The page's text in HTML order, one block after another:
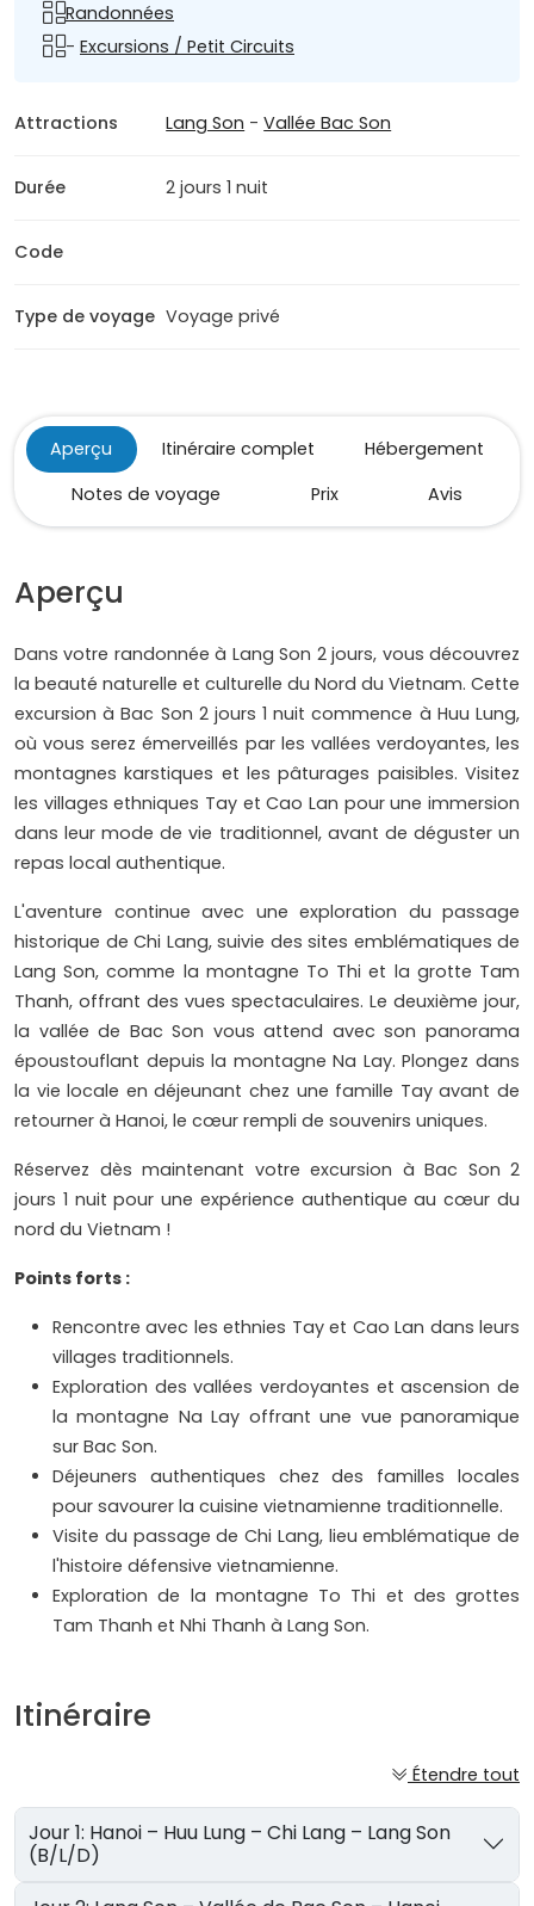
Randonnées
- Excursions / Petit Circuits
Attractions Lang Son -Vallée Bac Son
Durée 2 jours 1 nuit
Code
Type de voyage Voyage privé
Aperçu Itinéraire complet
Hébergement
Notes de voyage
Prix Avis
Aperçu
Dans votre randonnée à Lang Son 2 jours, vous découvrez
la beauté naturelle et culturelle du Nord du Vietnam. Cette
excursion à Bac Son 2 jours 1 nuit commence à Huu Lung,
où vous serez émerveillés par les vallées verdoyantes, les
montagnes karstiques et les pâturages paisibles. Visitez
les villages ethniques Tay et Cao Lan pour une immersion
dans leur mode de vie traditionnel, avant de déguster un
repas local authentique.
L'aventure continue avec une exploration du passage
historique de Chi Lang, suivie des sites emblématiques de
Lang Son, comme la montagne To Thi et la grotte Tam
Thanh, offrant des vues spectaculaires. Le deuxième jour,
la vallée de Bac Son vous attend avec son panorama
époustouflant depuis la montagne Na Lay. Plongez dans
la vie locale en déjeunant chez une famille Tay avant de
retourner à Hanoi, le cœur rempli de souvenirs uniques.
Réservez dès maintenant votre excursion à Bac Son 2
jours 1 nuit pour une expérience authentique au cœur du
nord du Vietnam !
Points forts :
Rencontre avec les ethnies Tay et Cao Lan dans leurs
villages traditionnels.
Exploration des vallées verdoyantes et ascension de
la montagne Na Lay offrant une vue panoramique
sur Bac Son.
Déjeuners authentiques chez des familles locales
pour savourer la cuisine vietnamienne traditionnelle.
Visite du passage de Chi Lang, lieu emblématique de
l'histoire défensive vietnamienne.
Exploration de la montagne To Thi et des grottes
Tam Thanh et Nhi Thanh à Lang Son.
Itinéraire
Étendre tout
Jour 1: Hanoi – Huu Lung – Chi Lang – Lang Son
(B/L/D)